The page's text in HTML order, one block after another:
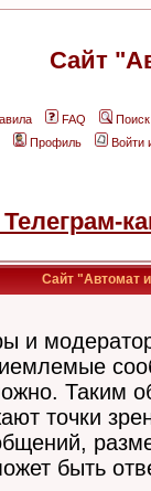
Сайт
FAQ
Поиск
Профиль
Войти
Сайт "Автомат и
и
Таким
точки
быть